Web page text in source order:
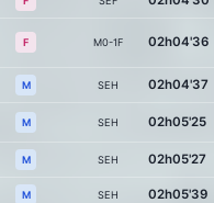
F M0-1F 02h04'36
M SEH 02h04'37
M SEH 02h05'25
M SEH 02h05'27
M SEH 02h05'39